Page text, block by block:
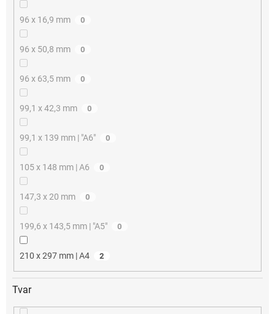
96 x 16,9 mm 0
96 x 50,8 mm 0
96 x 63,5 mm 0
99,1 x 42,3 mm 0
99,1 x 139 mm | "A6" 0
105 x 148 mm | A6 0
147,3 x 20 mm 0
199,6 x 143,5 mm | "A5" 0
210 x 297 mm | A4 2
Tvar